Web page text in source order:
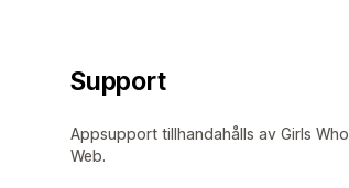
Support
Appsupport tillhandahålls av Girls Who
Web.